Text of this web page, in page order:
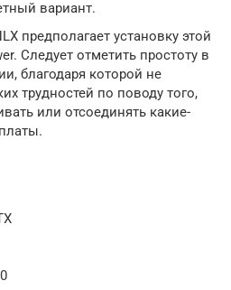
вариант.
предполагает установку этой
Следует отметить простоту в
благодаря которой не
трудностей по поводу того,
или отсоединять какие-